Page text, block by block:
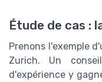
Étude de cas :
Prenons l'exemple
Zurich. Un
d'expérience y